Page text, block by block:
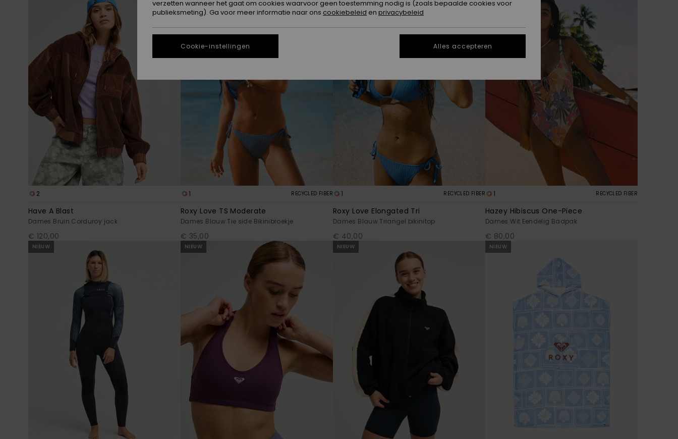
2
Have A Blast
Dames Bruin Corduroy jack
€ 120,00
1 RECYCLED FIBER
Roxy Love TS Moderate
Dames Blauw Tie side Bikinibroekje
€ 35,00
1 RECYCLED FIBER
Roxy Love Elongated Tri
Dames Blauw Triangel bikinitop
€ 40,00
1 RECYCLED FIBER
Hazey Hibiscus One-Piece
Dames Wit Eendelig Badpak
€ 80,00
NIEUW NIEUW NIEUW NIEUW
verzetten wanneer het gaat om cookies waarvoor geen toestemming nodig is (zoals bepaalde cookies voor
publieksmeting). Ga voor meer informatie naar ons cookiebeleid en privacybeleid
Cookie-instellingen Alles accepteren